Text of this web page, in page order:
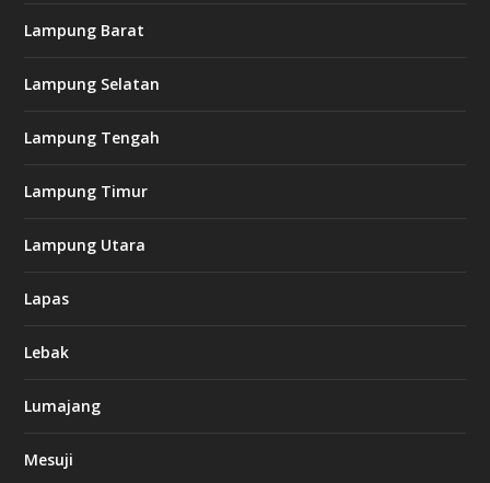
Lampung Barat
Lampung Selatan
Lampung Tengah
Lampung Timur
Lampung Utara
Lapas
Lebak
Lumajang
Mesuji